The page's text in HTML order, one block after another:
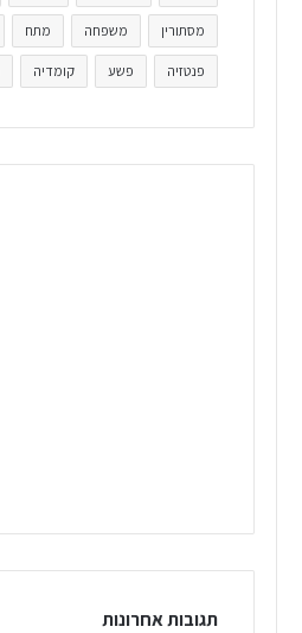
מסתורין משפחה מתח
פנטזיה פשע קומדיה
תגובות אחרונות